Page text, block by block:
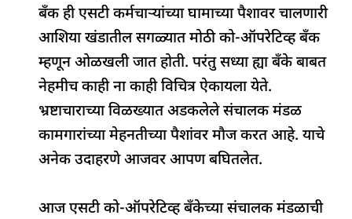
e
b
o
o
k
s
A
p
p
e
dI
n
a
d
s
g
ra
m
e
बँक ही एसटी कर्मचाऱ्यांच्या घामाच्या पैशावर चालणारी
आशिया खंडातील सगळ्यात मोठी को-ऑपरेटिव्ह बँक
म्हणून ओळखली जात होती. परंतु सध्या ह्या बँके बाबत
नेहमीच काही ना काही विचित्र ऐकायला येते.
भ्रष्टाचाराच्या विळख्यात अडकलेले संचालक मंडळ
कामगारांच्या मेहनतीच्या पैशांवर मौज करत आहे. याचे
अनेक उदाहरणे आजवर आपण बघितलेत.
आज एसटी को-ऑपरेटिव्ह बँकेच्या संचालक मंडळाची